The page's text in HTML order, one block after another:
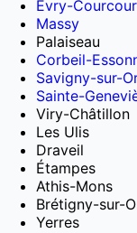
Évry-
Massy
Palaiseau
Corbeil-
Savigny-sur-
Sainte-
Viry-Châtillon
Les Ulis
Draveil
Étampes
Athis-Mons
Brétigny-sur-
Yerres